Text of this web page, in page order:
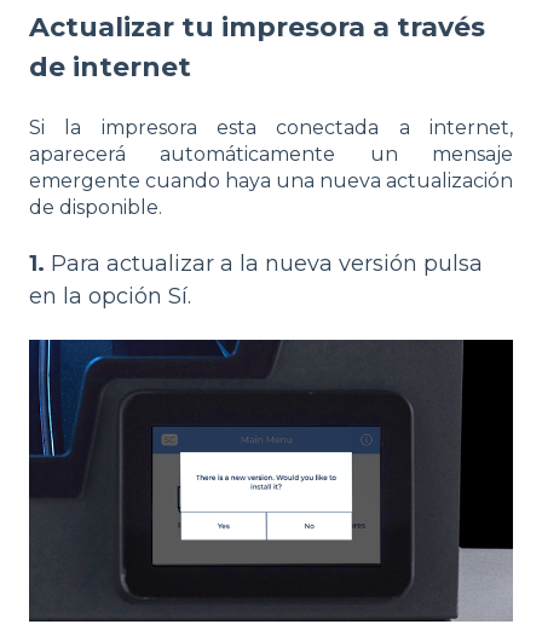
Actualizar tu impresora a través
de internet
Si la impresora esta conectada a internet,
aparecerá automáticamente un mensaje
emergente cuando haya una nueva actualización
de disponible.
1. Para actualizar a la nueva versión pulsa
en la opción Sí.